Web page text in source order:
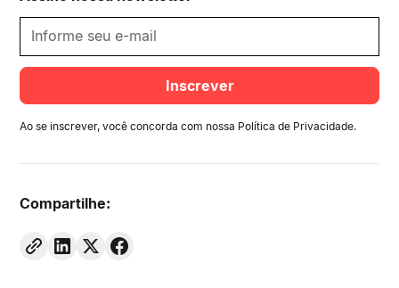
Ao se inscrever, você concorda com nossa Política de Privacidade.
Compartilhe: